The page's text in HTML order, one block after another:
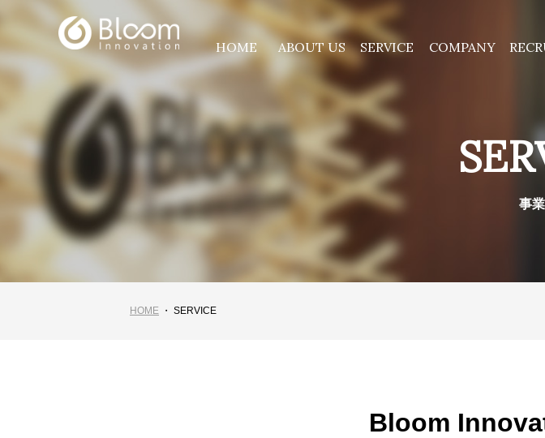
HOME ABOUT US SERVICE
事業内容
エネルギーソリューション
事業
COMPANY
事
HOME ・ SERVICE
Bloom